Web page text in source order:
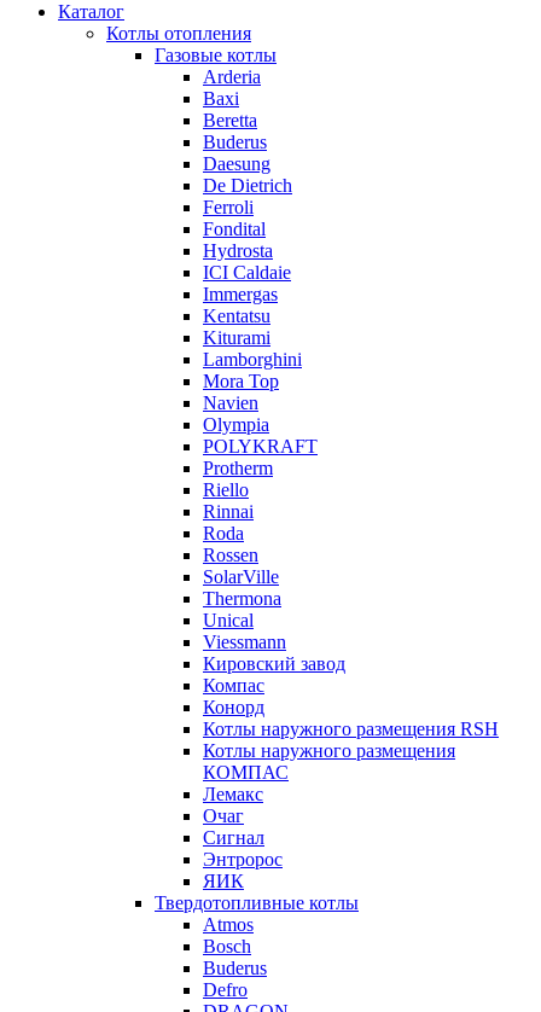
Каталог
Котлы отопления
Газовые котлы
Arderia
Baxi
Beretta
Buderus
Daesung
De Dietrich
Ferroli
Fondital
Hydrosta
ICI Caldaie
Immergas
Kentatsu
Kiturami
Lamborghini
Mora Top
Navien
Olympia
POLYKRAFT
Protherm
Riello
Rinnai
Roda
Rossen
SolarVille
Thermona
Unical
Viessmann
Кировский завод
Компас
Конорд
Котлы наружного размещения RSH
Котлы наружного размещения
КОМПАС
Лемакс
Очаг
Сигнал
Энтророс
ЯИК
Твердотопливные котлы
Atmos
Bosch
Buderus
Defro